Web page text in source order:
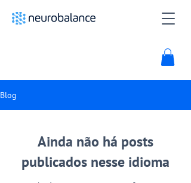
Blog
Ainda não há posts
publicados nesse idioma